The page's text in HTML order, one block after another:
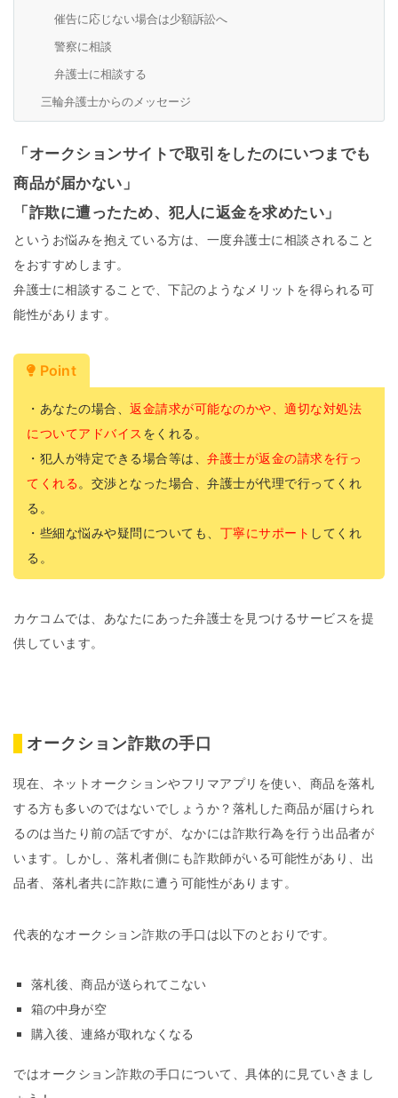
催告に応じない場合は少額訴訟へ
警察に相談
弁護士に相談する
三輪弁護士からのメッセージ
「オークションサイトで取引をしたのにいつまでも
商品が届かない」
「詐欺に遭ったため、犯人に返金を求めたい」
というお悩みを抱えている方は、一度弁護士に相談されること
をおすすめします。
弁護士に相談することで、下記のようなメリットを得られる可
能性があります。
Point
・あなたの場合、 返金請求が可能なのかや、適切な対処法
についてアドバイス をくれる。
・犯人が特定できる場合等は、 弁護士が返金の請求を行っ
てくれる。交渉となった場合、弁護士が代理で行ってくれ
る。
・些細な悩みや疑問についても、 丁寧にサポート してくれ
る。
カケコムでは、あなたにあった弁護士を見つけるサービスを提
供しています。
オークション詐欺の手口
現在、ネットオークションやフリマアプリを使い、商品を落札
する方も多いのではないでしょうか？落札した商品が届けられ
るのは当たり前の話ですが、なかには詐欺行為を行う出品者が
います。しかし、落札者側にも詐欺師がいる可能性があり、出
品者、落札者共に詐欺に遭う可能性があります。
代表的なオークション詐欺の手口は以下のとおりです。
落札後、商品が送られてこない
箱の中身が空
購入後、連絡が取れなくなる
ではオークション詐欺の手口について、具体的に見ていきまし